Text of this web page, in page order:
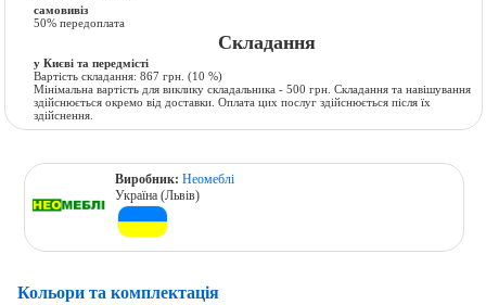
самовивіз
50% передоплата
Складання
у Києві та передмісті
Вартість складання:867 грн. (10 %)
Мінімальна вартість для виклику складальника - 500 грн. Складання та навішування
здійснюється окремо від доставки. Оплата цих послуг здійснюється після їх
здійснення.
Виробник:Неомеблі
Україна (Львів)
Кольори та комплектація